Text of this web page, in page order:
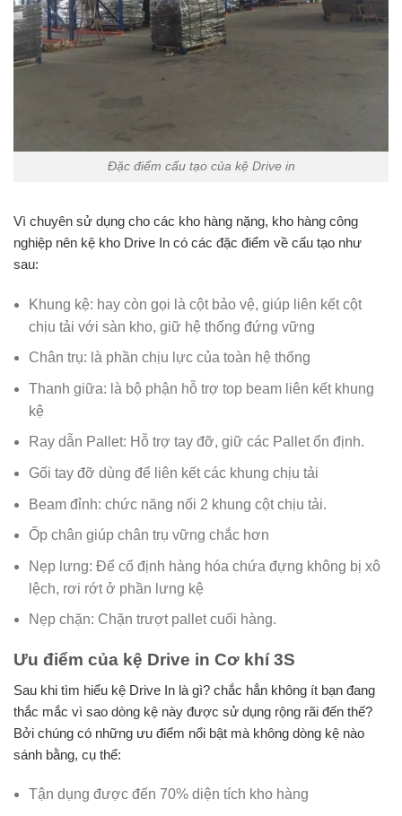
Đặc điểm cấu tạo của kệ Drive in
Vì chuyên sử dụng cho các kho hàng nặng, kho hàng công
nghiệp nên kệ kho Drive In có các đặc điểm về cấu tạo như
sau:
Khung kệ: hay còn gọi là cột bảo vệ, giúp liên kết cột
chịu tải với sàn kho, giữ hệ thống đứng vững
Chân trụ: là phần chịu lực của toàn hệ thống
Thanh giữa: là bộ phận hỗ trợ top beam liên kết khung
kệ
Ray dẫn Pallet: Hỗ trợ tay đỡ, giữ các Pallet ổn định.
Gối tay đỡ dùng để liên kết các khung chịu tải
Beam đỉnh: chức năng nối 2 khung cột chịu tải.
Ốp chân giúp chân trụ vững chắc hơn
Nẹp lưng: Để cố định hàng hóa chứa đựng không bị xô
lệch, rơi rớt ở phần lưng kệ
Nẹp chặn: Chặn trượt pallet cuối hàng.
Ưu điểm của kệ Drive in Cơ khí 3S
Sau khi tìm hiểu kệ Drive In là gì? chắc hẳn không ít bạn đang
thắc mắc vì sao dòng kệ này được sử dụng rộng rãi đến thế?
Bởi chúng có những ưu điểm nổi bật mà không dòng kệ nào
sánh bằng, cụ thể:
Tận dụng được đến 70% diện tích kho hàng